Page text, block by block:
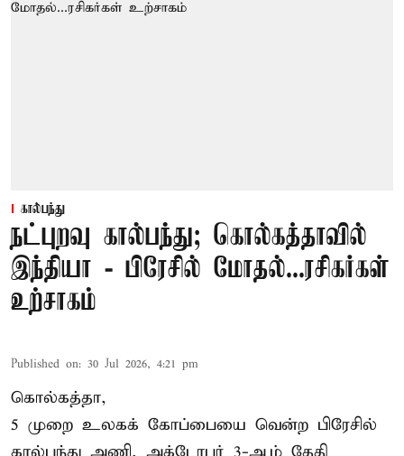
கால்பந்து
நட்புறவு கால்பந்து; கொல்கத்தாவில்
இந்தியா - பிரேசில் மோதல்...ரசிகர்கள்
உற்சாகம்
Published on: 30 Jul 2026, 4:21 pm
கொல்கத்தா,
5 முறை உலகக் கோப்பையை வென்ற பிரேசில்